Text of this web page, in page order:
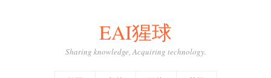
EAI猩球
Sharing knowledge, Acquiring technology.